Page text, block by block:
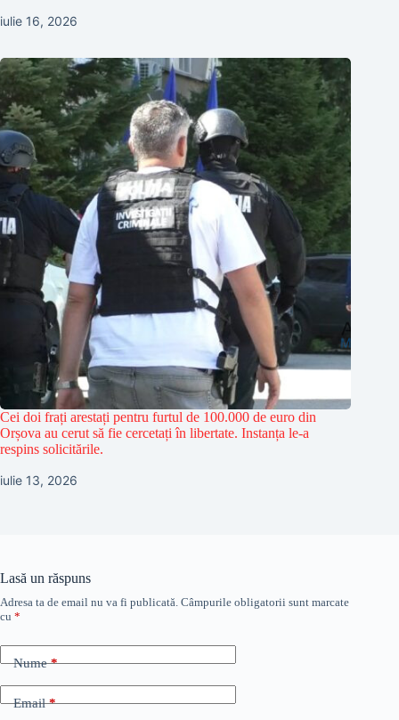
iulie 16, 2026
Cei doi frați arestați pentru furtul de 100.000 de euro din
Orșova au cerut să fie cercetați în libertate. Instanța le-a
respins solicitările.
iulie 13, 2026
Lasă un răspuns
Adresa ta de email nu va fi publicată. Câmpurile obligatorii sunt marcate
cu *
Nume*
Email*